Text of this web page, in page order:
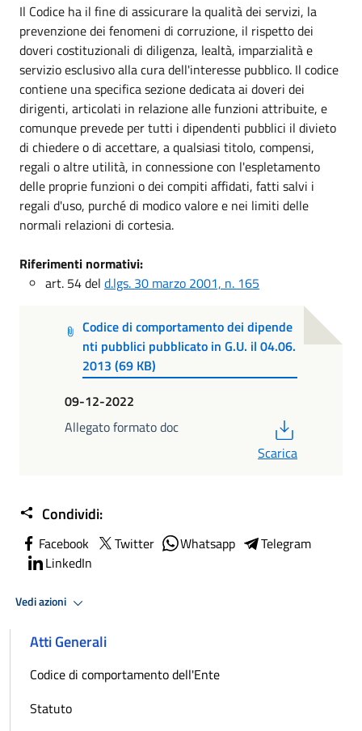
Il Codice ha il fine di assicurare la qualità dei servizi, la
prevenzione dei fenomeni di corruzione, il rispetto dei
doveri costituzionali di diligenza, lealtà, imparzialità e
servizio esclusivo alla cura dell'interesse pubblico. Il codice
contiene una specifica sezione dedicata ai doveri dei
dirigenti, articolati in relazione alle funzioni attribuite, e
comunque prevede per tutti i dipendenti pubblici il divieto
di chiedere o di accettare, a qualsiasi titolo, compensi,
regali o altre utilità, in connessione con l'espletamento
delle proprie funzioni o dei compiti affidati, fatti salvi i
regali d'uso, purché di modico valore e nei limiti delle
normali relazioni di cortesia.
Riferimenti normativi:
art. 54 del d.lgs. 30 marzo 2001, n. 165
Codice di comportamento dei dipende
nti pubblici pubblicato in G.U. il 04.06.
2013 (69 KB)
09-12-2022
Allegato formato doc
Scarica
Condividi:
Facebook Twitter Whatsapp
Telegram
LinkedIn
Vedi azioni
Atti Generali
Codice di comportamento dell'Ente
Statuto